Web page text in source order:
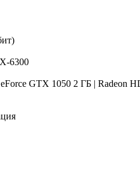
6300
GTX 1050 2 ГБ | Radeon